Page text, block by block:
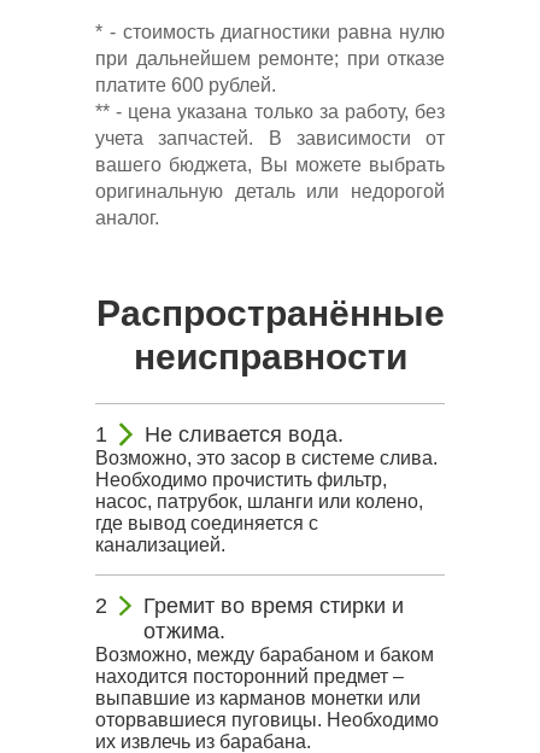
* - стоимость диагностики равна нулю
при дальнейшем ремонте; при отказе
платите 600 рублей.
** - цена указана только за работу, без
учета запчастей. В зависимости от
вашего бюджета, Вы можете выбрать
оригинальную деталь или недорогой
аналог.
Распространённые
неисправности
Не сливается вода.
Возможно, это засор в системе слива.
Необходимо прочистить фильтр,
насос, патрубок, шланги или колено,
где вывод соединяется с
канализацией.
Гремит во время стирки и
отжима.
Возможно, между барабаном и баком
находится посторонний предмет –
выпавшие из карманов монетки или
оторвавшиеся пуговицы. Необходимо
их извлечь из барабана.